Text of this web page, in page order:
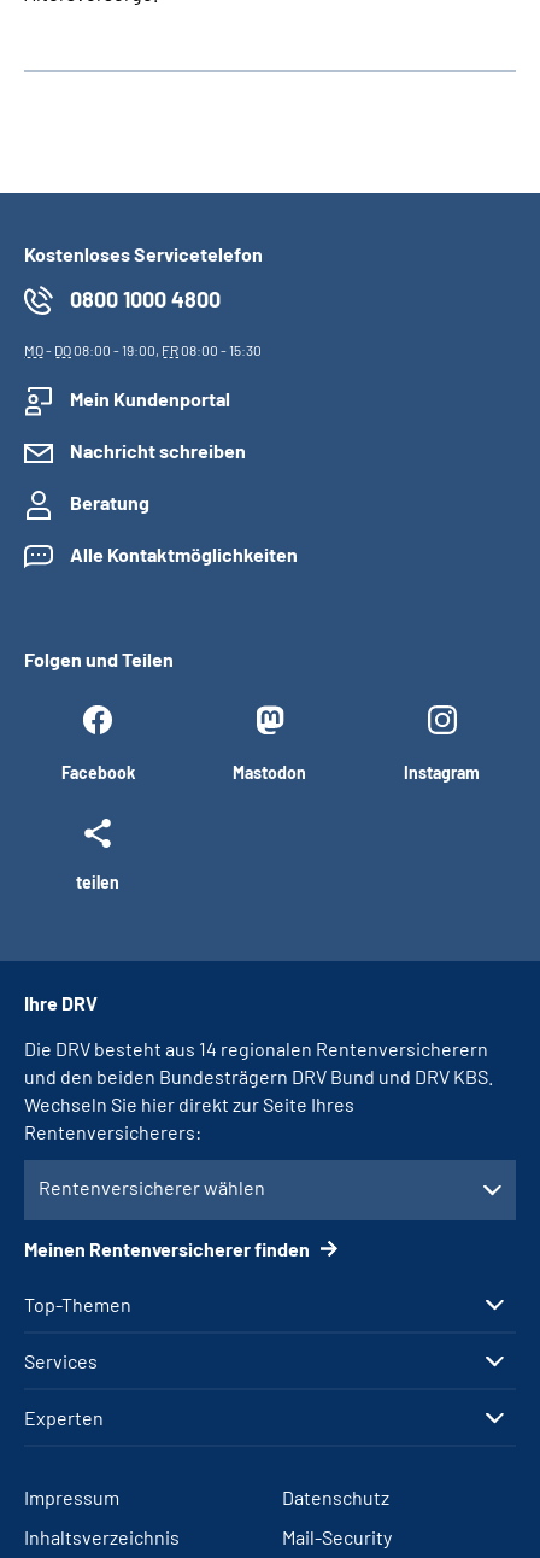
Kostenloses Servicetelefon
0800 1000 4800
MO- DO08:00 - 19:00, FR08:00 - 15:30
Mein Kundenportal
Nachricht schreiben
Beratung
Alle Kontaktmöglichkeiten
Folgen und Teilen
Facebook Mastodon Instagram
teilen
Top-Themen
Services
Experten
Ihre DRV
Die DRV besteht aus 14 regionalen Rentenversicherern
und den beiden Bundesträgern DRV Bund und DRV KBS.
Wechseln Sie hier direkt zur Seite Ihres
Rentenversicherers:
Rentenversicherer wählen
Meinen Rentenversicherer finden
Impressum
Datenschutz
Inhaltsverzeichnis
Mail-Security